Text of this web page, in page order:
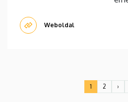
Weboldal
Jelenlegi
1
Oldal
2 ›